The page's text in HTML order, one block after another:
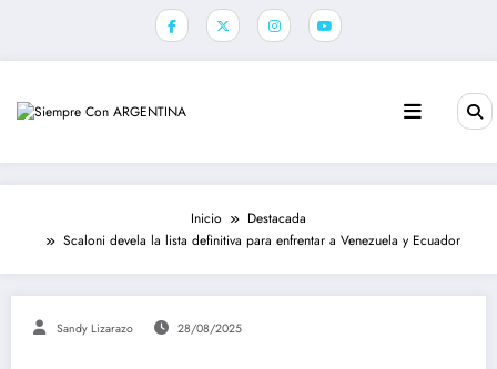
Inicio
Destacada
Scaloni devela la lista definitiva para enfrentar a Venezuela y Ecuador
Sandy Lizarazo 28/08/2025